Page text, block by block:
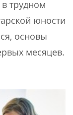
трудном
юности
основы
месяцев.